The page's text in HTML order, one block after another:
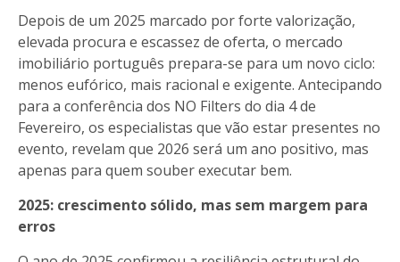
Depois de um 2025 marcado por forte valorização,
elevada procura e escassez de oferta, o mercado
imobiliário português prepara-se para um novo ciclo:
menos eufórico, mais racional e exigente. Antecipando
para a conferência dos NO Filters do dia 4 de
Fevereiro, os especialistas que vão estar presentes no
evento, revelam que 2026 será um ano positivo, mas
apenas para quem souber executar bem.
2025: crescimento sólido, mas sem margem para
erros